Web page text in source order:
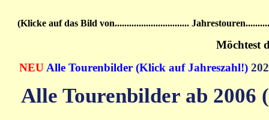
(Klicke auf das Bild von...............................
Möchtest
NEUAlle Tourenbilder (Klick auf Jahreszahl!)
Alle Tourenbilder ab